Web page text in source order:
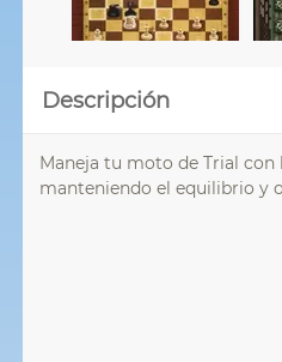
Descripción
Maneja tu moto de Trial con
manteniendo el equilibrio y